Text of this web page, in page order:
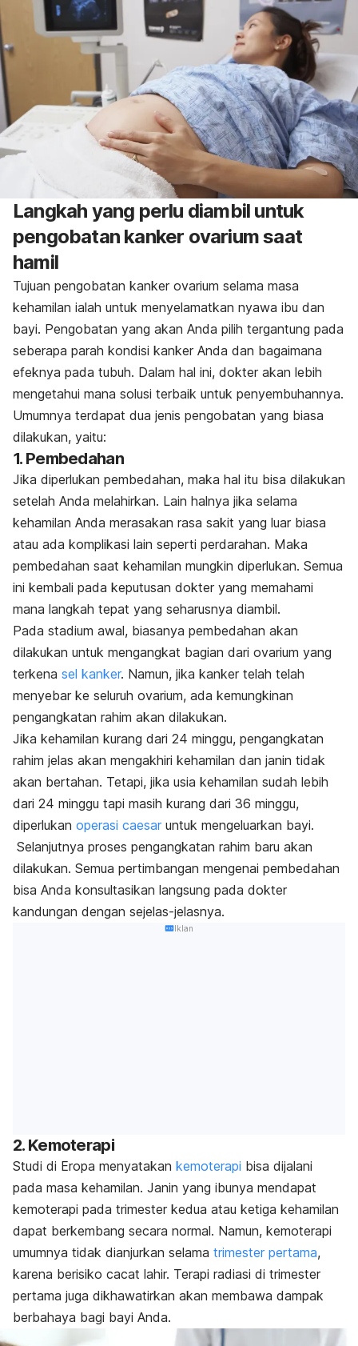
Langkah yang perlu diambil untuk
pengobatan kanker ovarium saat
hamil
Tujuan pengobatan kanker ovarium selama masa
kehamilan ialah untuk menyelamatkan nyawa ibu dan
bayi. Pengobatan yang akan Anda pilih tergantung pada
seberapa parah kondisi kanker Anda dan bagaimana
efeknya pada tubuh. Dalam hal ini, dokter akan lebih
mengetahui mana solusi terbaik untuk penyembuhannya.
Umumnya terdapat dua jenis pengobatan yang biasa
dilakukan, yaitu:
1. Pembedahan
Jika diperlukan pembedahan, maka hal itu bisa dilakukan
setelah Anda melahirkan. Lain halnya jika selama
kehamilan Anda merasakan rasa sakit yang luar biasa
atau ada komplikasi lain seperti perdarahan. Maka
pembedahan saat kehamilan mungkin diperlukan. Semua
ini kembali pada keputusan dokter yang memahami
mana langkah tepat yang seharusnya diambil.
Pada stadium awal, biasanya pembedahan akan
dilakukan untuk mengangkat bagian dari ovarium yang
terkena sel kanker. Namun, jika kanker telah telah
menyebar ke seluruh ovarium, ada kemungkinan
pengangkatan rahim akan dilakukan.
Jika kehamilan kurang dari 24 minggu, pengangkatan
rahim jelas akan mengakhiri kehamilan dan janin tidak
akan bertahan. Tetapi, jika usia kehamilan sudah lebih
dari 24 minggu tapi masih kurang dari 36 minggu,
diperlukan operasi caesar untuk mengeluarkan bayi.
Selanjutnya proses pengangkatan rahim baru akan
dilakukan. Semua pertimbangan mengenai pembedahan
bisa Anda konsultasikan langsung pada dokter
kandungan dengan sejelas-jelasnya.
Iklan
2. Kemoterapi
Studi di Eropa menyatakan kemoterapi bisa dijalani
pada masa kehamilan. Janin yang ibunya mendapat
kemoterapi pada trimester kedua atau ketiga kehamilan
dapat berkembang secara normal. Namun, kemoterapi
umumnya tidak dianjurkan selama trimester pertama,
karena berisiko cacat lahir. Terapi radiasi di trimester
pertama juga dikhawatirkan akan membawa dampak
berbahaya bagi bayi Anda.